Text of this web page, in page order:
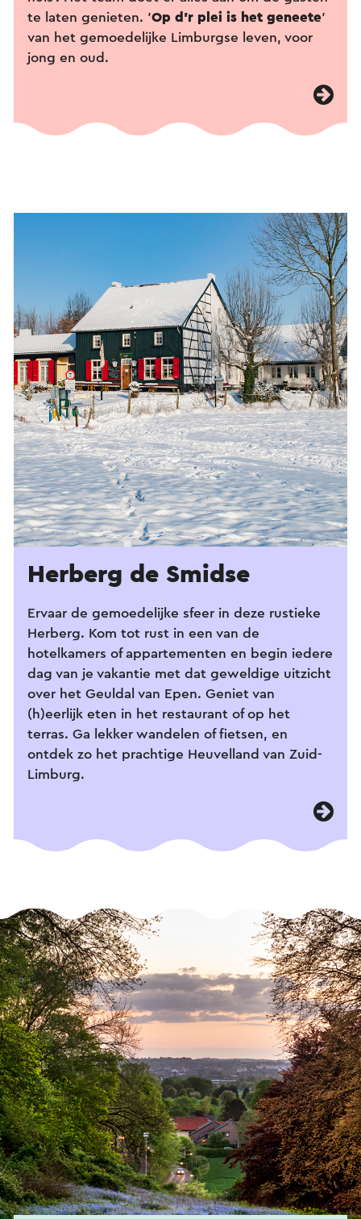
te laten genieten. 'Op d'r plei is het geneete'
van het gemoedelijke Limburgse leven, voor
jong en oud.
Herberg de Smidse
Ervaar de gemoedelijke sfeer in deze rustieke
Herberg. Kom tot rust in een van de
hotelkamers of appartementen en begin iedere
dag van je vakantie met dat geweldige uitzicht
over het Geuldal van Epen. Geniet van
(h)eerlijk eten in het restaurant of op het
terras. Ga lekker wandelen of fietsen, en
ontdek zo het prachtige Heuvelland van Zuid-
Limburg.